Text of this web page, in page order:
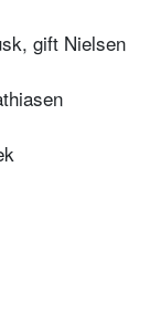
gift Nielsen